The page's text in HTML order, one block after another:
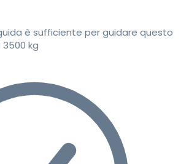
è sufficiente per guidare questo
kg